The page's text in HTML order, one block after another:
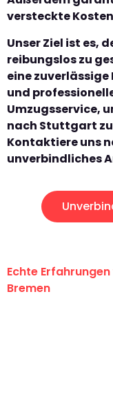
versteckte
Unser Ziel ist es,
reibungslos zu
eine
und
Umzugsservice,
nach Stuttgart
Kontaktiere uns
unverbindliches
Echte
Bremen